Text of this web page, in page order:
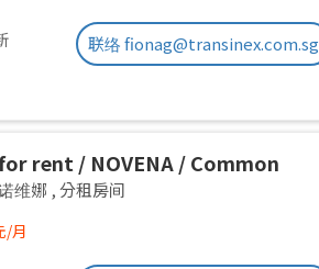
联络 fionag@transinex.com.sg
rent / NOVENA / Common
stay / Available Sept 2
维娜 ,分租房间
/月